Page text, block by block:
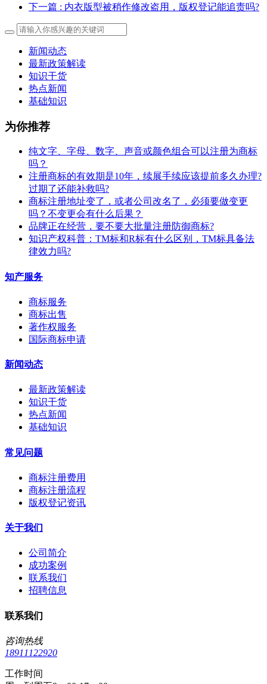
下一篇 : 内衣版型被稍作修改盗用，版权登记能追责吗?
新闻动态
最新政策解读
知识干货
热点新闻
基础知识
为你推荐
纯文字、字母、数字、声音或颜色组合可以注册为商标
吗？
注册商标的有效期是10年，续展手续应该提前多久办理?
过期了还能补救吗?
商标注册地址变了，或者公司改名了，必须要做变更
吗？不变更会有什么后果？
​品牌正在经营，要不要大批量注册防御商标?
知识产权科普：TM标和R标有什么区别，TM标具备法
律效力吗?
知产服务
商标服务
商标出售
著作权服务
国际商标申请
新闻动态
最新政策解读
知识干货
热点新闻
基础知识
常见问题
商标注册费用
商标注册流程
版权登记资讯
关于我们
公司简介
成功案例
联系我们
招聘信息
联系我们
咨询热线
18911122920
工作时间